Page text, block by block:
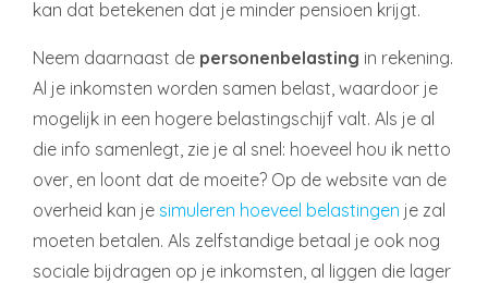
kan dat betekenen dat je minder pensioen krijgt.
Neem daarnaast de personenbelasting in rekening.
Al je inkomsten worden samen belast, waardoor je
mogelijk in een hogere belastingschijf valt. Als je al
die info samenlegt, zie je al snel: hoeveel hou ik netto
over, en loont dat de moeite? Op de website van de
overheid kan je simuleren hoeveel belastingen je zal
moeten betalen. Als zelfstandige betaal je ook nog
sociale bijdragen op je inkomsten, al liggen die lager